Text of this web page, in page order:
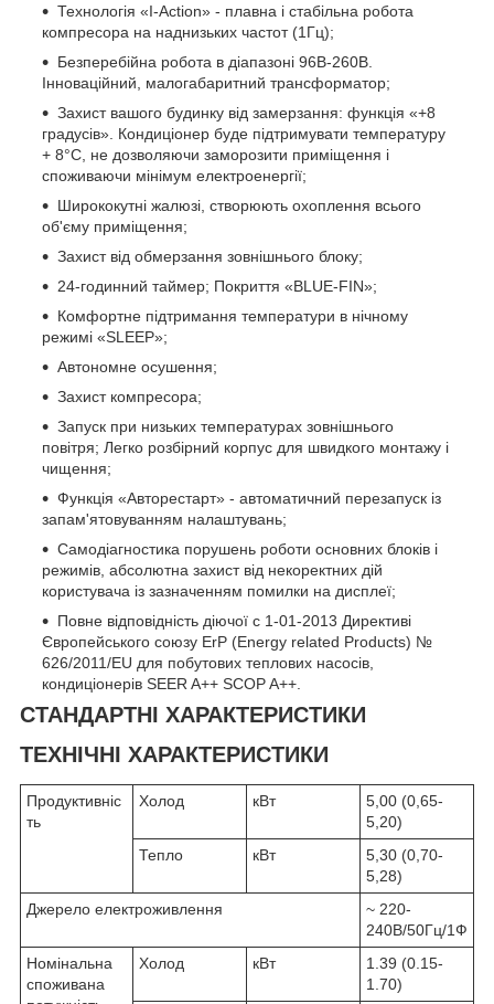
Технологія «I-Action» - плавна і стабільна робота
компресора на наднизьких частот (1Гц);
Безперебійна робота в діапазоні 96В-260В.
Інноваційний, малогабаритний трансформатор;
Захист вашого будинку від замерзання: функція «+8
градусів». Кондиціонер буде підтримувати температуру
+ 8°С, не дозволяючи заморозити приміщення і
споживаючи мінімум електроенергії;
Ширококутні жалюзі, створюють охоплення всього
об'єму приміщення;
Захист від обмерзання зовнішнього блоку;
24-годинний таймер; Покриття «BLUE-FIN»;
Комфортне підтримання температури в нічному
режимі «SLEEP»;
Автономне осушення;
Захист компресора;
Запуск при низьких температурах зовнішнього
повітря; Легко розбірний корпус для швидкого монтажу і
чищення;
Функція «Авторестарт» - автоматичний перезапуск із
запам'ятовуванням налаштувань;
Самодіагностика порушень роботи основних блоків і
режимів, абсолютна захист від некоректних дій
користувача із зазначенням помилки на дисплеї;
Повне відповідність діючої c 1-01-2013 Директиві
Європейського союзу ErP (Energy related Products) №
626/2011/EU для побутових теплових насосів,
кондиціонерів SEER A++ SCOP A++.
СТАНДАРТНІ ХАРАКТЕРИСТИКИ
ТЕХНІЧНІ ХАРАКТЕРИСТИКИ
Продуктивніс
ть
Холод кВт
5,00 (0,65-
5,20)
Тепло
кВт
5,30 (0,70-
5,28)
Джерело електроживлення
~ 220-
240В/50Гц/1Ф
Номінальна
споживана
Холод кВт
1.39 (0.15-
1.70)